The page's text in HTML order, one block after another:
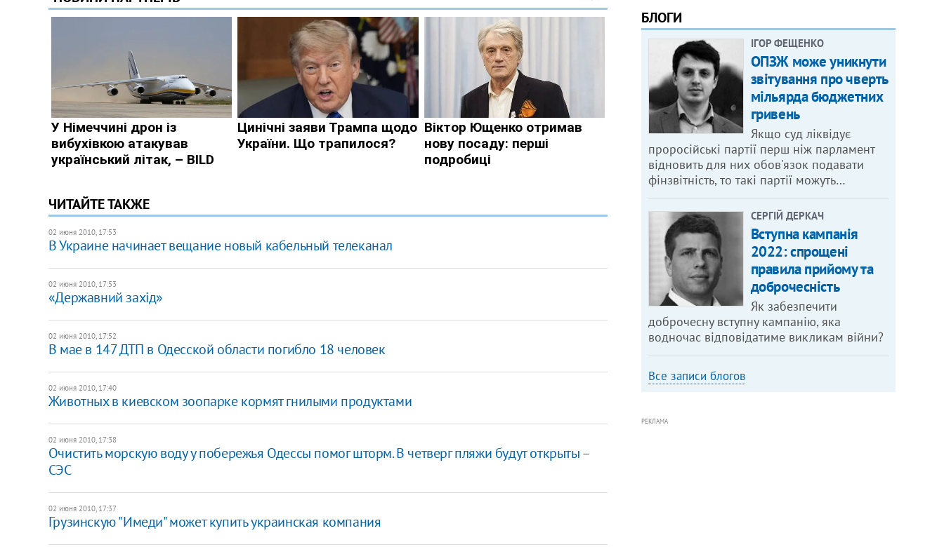
ЧИТАЙТЕ ТАКЖЕ
02 июня 2010, 17:53
В Украине начинает вещание новый кабельный телеканал
02 июня 2010, 17:53
«Державний захід»
02 июня 2010, 17:52
В мае в 147 ДТП в Одесской области погибло 18 человек
02 июня 2010, 17:40
Животных в киевском зоопарке кормят гнилыми продуктами
02 июня 2010, 17:38
Очистить морскую воду у побережья Одессы помог шторм. В четверг пляжи будут открыты –
СЭС
02 июня 2010, 17:37
Грузинскую "Имеди" может купить украинская компания
БЛОГИ
ІГОР ФЕЩЕНКО
ОПЗЖ може уникнути
звітування про чверть
мільярда бюджетних
гривень
Якщо суд ліквідує
проросійські партії перш ніж парламент
відновить для них обов'язок подавати
фінзвітність, то такі партії можуть…
СЕРГІЙ ДЕРКАЧ
Вступна кампанія
2022: спрощені
правила прийому та
доброчесність
Як забезпечити
доброчесну вступну кампанію, яка
водночас відповідатиме викликам війни?
Все записи блогов
РЕКЛАМА